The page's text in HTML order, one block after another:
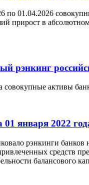
по 01.04.2026
прирост в
рэнкинг
совокупные активы
января 2022
рэнкинги
средств
балансового